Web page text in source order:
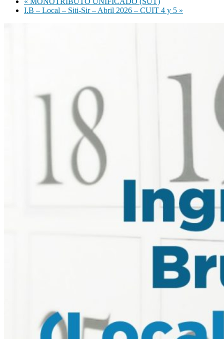
I.B – Local – Siti-Sir – Abril 2026 – CUIT 4 y 5 »